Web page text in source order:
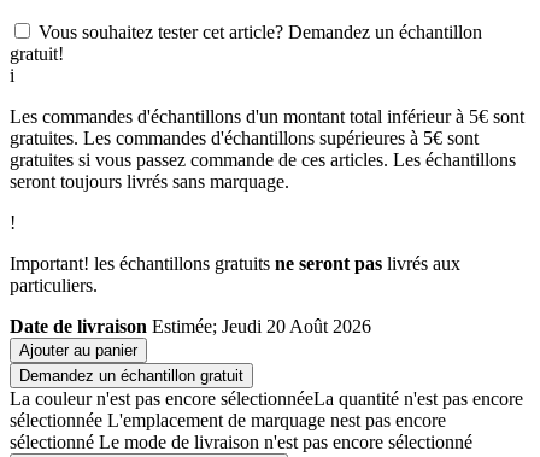
Vous souhaitez tester cet article? Demandez un échantillon
gratuit!
i
Les commandes d'échantillons d'un montant total inférieur à 5€ sont
gratuites. Les commandes d'échantillons supérieures à 5€ sont
gratuites si vous passez commande de ces articles. Les échantillons
seront toujours livrés sans marquage.
!
Important! les échantillons gratuits ne seront pas livrés aux
particuliers.
Date de livraison Estimée; Jeudi 20 Août 2026
Ajouter au panier
Demandez un échantillon gratuit
La couleur n'est pas encore sélectionnéeLa quantité n'est pas encore
sélectionnée L'emplacement de marquage nest pas encore
sélectionné Le mode de livraison n'est pas encore sélectionné